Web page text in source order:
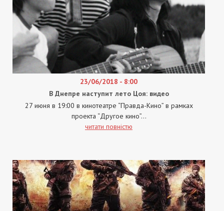
23/06/2018 - 8:00
В Днепре наступит лето Цоя: видео
27 июня в 19:00 в кинотеатре “Правда-Кино” в рамках
проекта “Другое кино”...
читати повністю